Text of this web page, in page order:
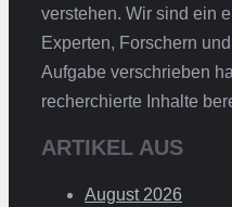
verstehen. Wir sind ein
Experten, Forschern
Aufgabe verschrieben
recherchierte Inhalte
ARTIKEL AUS
August 2026